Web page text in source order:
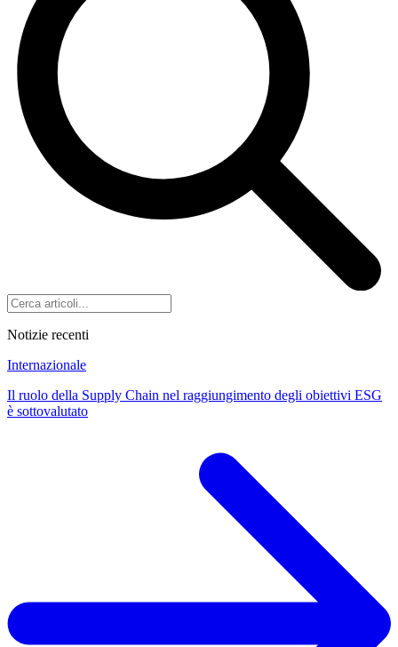
Notizie recenti
Internazionale
Il ruolo della Supply Chain nel raggiungimento degli obiettivi ESG
è sottovalutato